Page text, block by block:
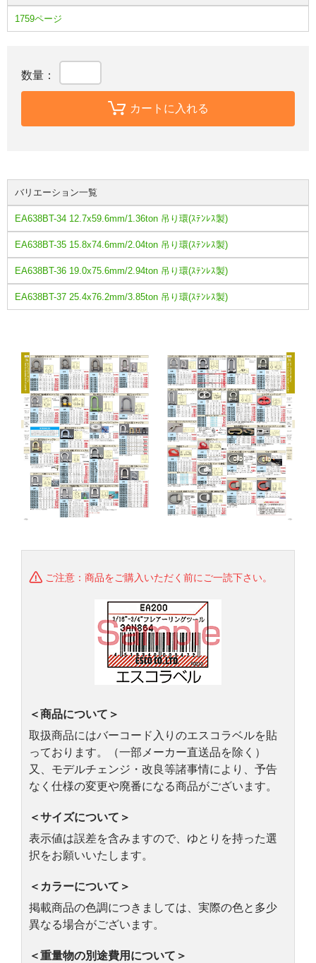
1759ページ
数量：
カートに入れる
バリエーション一覧
EA638BT-34 12.7x59.6mm/1.36ton 吊り環(ｽﾃﾝﾚｽ製)
EA638BT-35 15.8x74.6mm/2.04ton 吊り環(ｽﾃﾝﾚｽ製)
EA638BT-36 19.0x75.6mm/2.94ton 吊り環(ｽﾃﾝﾚｽ製)
EA638BT-37 25.4x76.2mm/3.85ton 吊り環(ｽﾃﾝﾚｽ製)
ご注意：商品をご購入いただく前にご一読下さい。
＜商品について＞
取扱商品にはバーコード入りのエスコラベルを貼
っております。（一部メーカー直送品を除く）
又、モデルチェンジ・改良等諸事情により、予告
なく仕様の変更や廃番になる商品がございます。
＜サイズについて＞
表示値は誤差を含みますので、ゆとりを持った選
択をお願いいたします。
＜カラーについて＞
掲載商品の色調につきましては、実際の色と多少
異なる場合がございます。
＜重量物の別途費用について＞